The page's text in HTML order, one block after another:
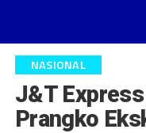
NASIONAL
J&T
Prangko